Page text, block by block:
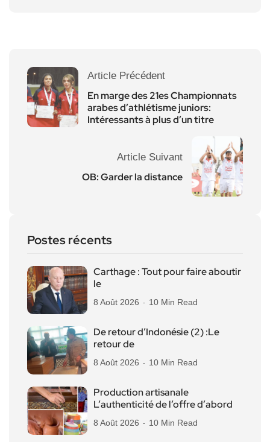
Article Précédent
En marge des 21es Championnats
arabes d’athlétisme juniors:
Intéressants à plus d’un titre
Article Suivant
OB: Garder la distance
Postes récents
Carthage : Tout pour faire aboutir
le
8 Août 2026 10 Min Read
De retour d’Indonésie (2) :Le
retour de
8 Août 2026 10 Min Read
Production artisanale
L’authenticité de l’offre d’abord
8 Août 2026 10 Min Read